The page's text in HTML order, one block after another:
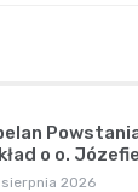
o o.
sierpnia 2026